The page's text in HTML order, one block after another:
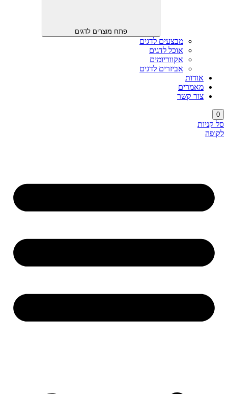
פתח מוצרים לדגים
מבצעים לדגים
אוכל לדגים
אקווריומים
אביזרים לדגים
אודות
מאמרים
צור קשר
0
סל קניות
לקופה